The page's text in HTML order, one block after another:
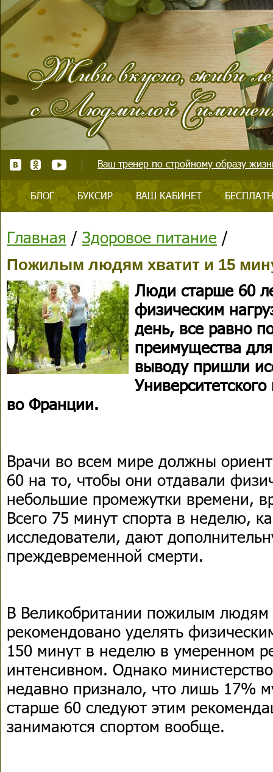
Ваш тренер по стройному образу
БЛОГ БУКСИР ВАШ КАБИНЕТ
Главная / Здоровое питание /
Пожилым людям хватит и 15
Люди старше 60
физическим
день, все равно
преимущества
выводу пришли
во Франции.
Врачи во всем мире должны
60 на то, чтобы они отдавали
небольшие промежутки времени,
Всего 75 минут спорта в неделю,
исследователи, дают
преждевременной смерти.
В Великобритании пожилым
рекомендовано уделять
150 минут в неделю в умеренном
интенсивном. Однако
недавно признало, что лишь 17%
старше 60 следуют этим
занимаются спортом вообще.